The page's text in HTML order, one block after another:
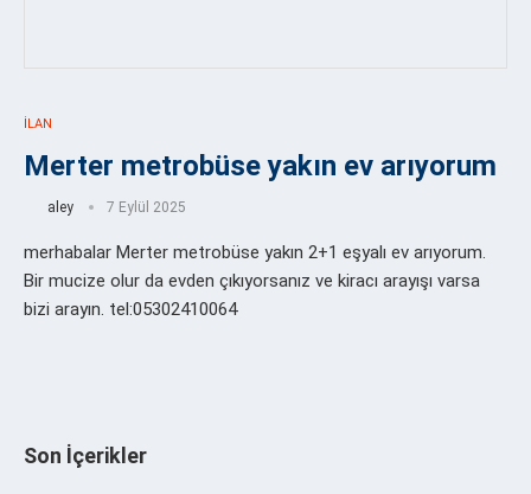
İLAN
Merter metrobüse yakın ev arıyorum
aley 7 Eylül 2025
merhabalar Merter metrobüse yakın 2+1 eşyalı ev arıyorum.
Bir mucize olur da evden çıkıyorsanız ve kiracı arayışı varsa
bizi arayın. tel:05302410064
Son İçerikler